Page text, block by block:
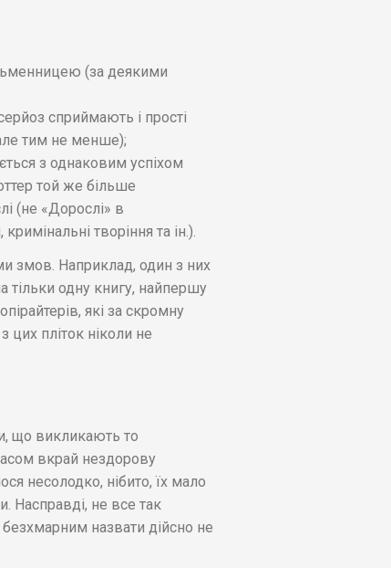
(за деякими
сприймають і прості
тим не менше);
з однаковим успіхом
той же більше
(не «Дорослі» в
творіння та ін.).
змов. Наприклад, один з них
тільки одну книгу, найпершу
які за скромну
цих пліток ніколи не
що викликають то
вкрай нездорову
несолодко, нібито, їх мало
Насправді, не все так
назвати дійсно не